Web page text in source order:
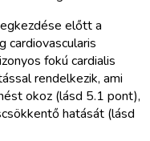
előtt a
cardiovascularis
fokú cardialis
rendelkezik, ami
okoz (lásd 5.1 pont),
hatását (lásd